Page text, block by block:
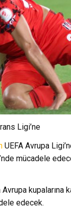
Ligi’ne
UEFA Avrupa
mücadele
kupalarına
edecek.